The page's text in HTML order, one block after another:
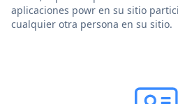
aplicaciones powr en su sitio
cualquier otra persona en su sitio.